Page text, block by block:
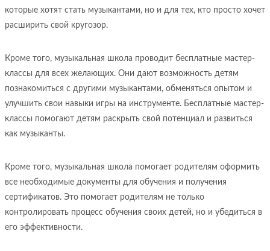
которые хотят стать музыкантами, но и для тех, кто просто хочет
расширить свой кругозор.
Кроме того, музыкальная школа проводит бесплатные мастер-
классы для всех желающих. Они дают возможность детям
познакомиться с другими музыкантами, обменяться опытом и
улучшить свои навыки игры на инструменте. Бесплатные мастер-
классы помогают детям раскрыть свой потенциал и развиться
как музыканты.
Кроме того, музыкальная школа помогает родителям оформить
все необходимые документы для обучения и получения
сертификатов. Это помогает родителям не только
контролировать процесс обучения своих детей, но и убедиться в
его эффективности.